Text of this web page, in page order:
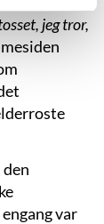
jeg tror,
var